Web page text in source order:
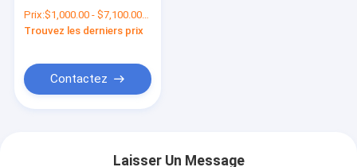
essentielle d'onguent
de crème de l'eau
Prix:$1,000.00 - $7,100.00/Pieces
Trouvez les derniers prix
Contactez
Laisser Un Message